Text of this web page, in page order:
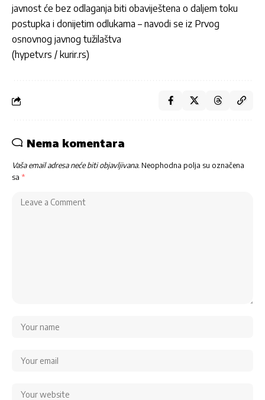
javnost će bez odlaganja biti obaviještena o daljem toku
postupka i donijetim odlukama – navodi se iz Prvog
osnovnog javnog tužilaštva
(hypetv.rs / kurir.rs)
Nema komentara
Vaša email adresa neće biti objavljivana. Neophodna polja su označena
sa *